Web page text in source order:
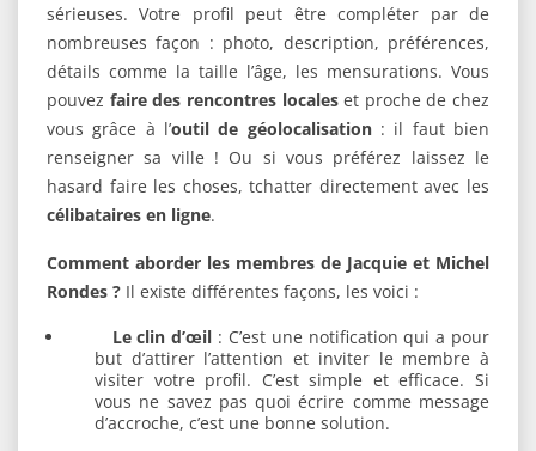
sérieuses. Votre profil peut être compléter par de
nombreuses façon : photo, description, préférences,
détails comme la taille l’âge, les mensurations. Vous
pouvez faire des rencontres localeset proche de chez
vous grâce à l’outil de géolocalisation: il faut bien
renseigner sa ville ! Ou si vous préférez laissez le
hasard faire les choses, tchatter directement avec les
célibataires en ligne.
Comment aborder les membres de Jacquie et Michel
Rondes ? Il existe différentes façons, les voici :
Le clin d’œil : C’est une notification qui a pour
but d’attirer l’attention et inviter le membre à
visiter votre profil. C’est simple et efficace. Si
vous ne savez pas quoi écrire comme message
d’accroche, c’est une bonne solution.